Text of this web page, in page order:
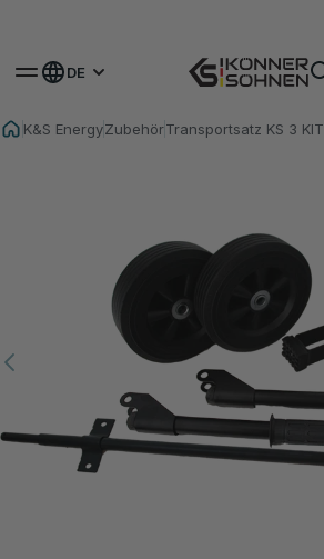
DE
K&S EnergyZubehörTransportsatz KS 3 KIT